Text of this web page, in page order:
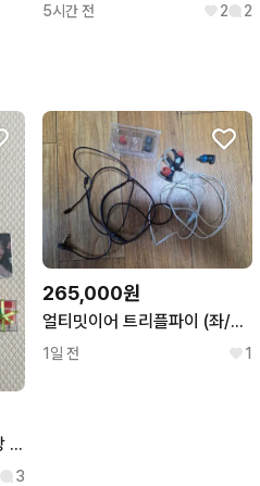
5시간 전 2 2
프로미스나인 비타민미 공방 풀세트 포카 부채 키캡
3
265,000원
얼티밋이어 트리플파이 (좌/우/예비 R유닛 + 커스텀/기본 케이블)
1일 전 1